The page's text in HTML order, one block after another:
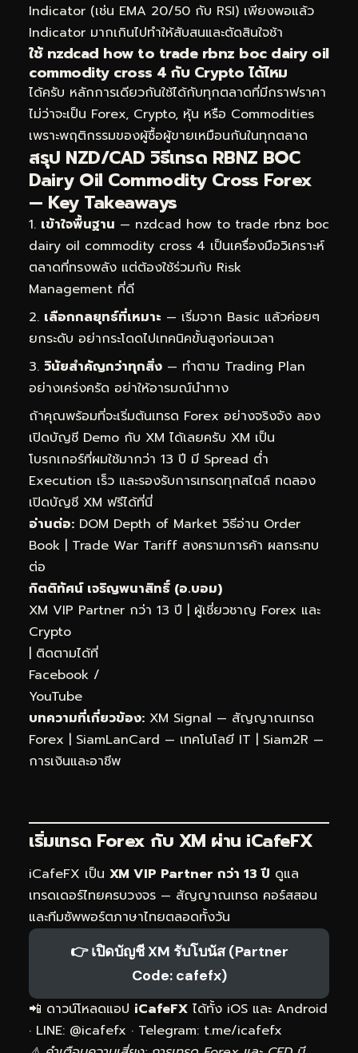
Indicator (เช่น EMA 20/50 กับ RSI) เพียงพอแล้ว
Indicator มากเกินไปทำให้สับสนและตัดสินใจช้า
ใช้ nzdcad how to trade rbnz boc dairy oil
commodity cross 4 กับ Crypto ได้ไหม
ได้ครับ หลักการเดียวกันใช้ได้กับทุกตลาดที่มีกราฟราคา
ไม่ว่าจะเป็น Forex, Crypto, หุ้น หรือ Commodities
เพราะพฤติกรรมของผู้ซื้อผู้ขายเหมือนกันในทุกตลาด
สรุป NZD/CAD วิธีเทรด RBNZ BOC
Dairy Oil Commodity Cross Forex
— Key Takeaways
เข้าใจพื้นฐาน — nzdcad how to trade rbnz boc
dairy oil commodity cross 4 เป็นเครื่องมือวิเคราะห์
ตลาดที่ทรงพลัง แต่ต้องใช้ร่วมกับ Risk
Management ที่ดี
เลือกกลยุทธ์ที่เหมาะ — เริ่มจาก Basic แล้วค่อยๆ
ยกระดับ อย่ากระโดดไปเทคนิคขั้นสูงก่อนเวลา
วินัยสำคัญกว่าทุกสิ่ง — ทำตาม Trading Plan
อย่างเคร่งครัด อย่าให้อารมณ์นำทาง
ถ้าคุณพร้อมที่จะเริ่มต้นเทรด Forex อย่างจริงจัง ลอง
เปิดบัญชี Demo กับ XM ได้เลยครับ XM เป็น
โบรกเกอร์ที่ผมใช้มากว่า 13 ปี มี Spread ต่ำ
Execution เร็ว และรองรับการเทรดทุกสไตล์ ทดลอง
เปิดบัญชี XM ฟรีได้ที่นี่
อ่านต่อ: DOM Depth of Market วิธีอ่าน Order
Book | Trade War Tariff สงครามการค้า ผลกระทบ
ต่อ
กิตติทัศน์ เจริญพนาสิทธิ์ (อ.บอม)
XM VIP Partner กว่า 13 ปี | ผู้เชี่ยวชาญ Forex และ
Crypto
| ติดตามได้ที่
Facebook /
YouTube
บทความที่เกี่ยวข้อง: XM Signal — สัญญาณเทรด
Forex | SiamLanCard — เทคโนโลยี IT | Siam2R —
การเงินและอาชีพ
เริ่มเทรด Forex กับ XM ผ่าน iCafeFX
iCafeFX เป็น XM VIP Partner กว่า 13 ปี ดูแล
เทรดเดอร์ไทยครบวงจร — สัญญาณเทรด คอร์สสอน
และทีมซัพพอร์ตภาษาไทยตลอดทั้งวัน
👉 เปิดบัญชี XM รับโบนัส (Partner
Code: cafefx)
📲 ดาวน์โหลดแอป iCafeFX ได้ทั้ง iOS และ Android
· LINE: @icafefx · Telegram: t.me/icafefx